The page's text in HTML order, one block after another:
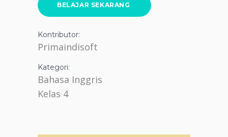
BELAJAR SEKARANG
Kontributor:
Primaindisoft
Kategori:
Bahasa Inggris
Kelas 4